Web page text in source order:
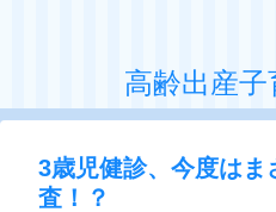
高齢出産子
3歳児健診、今度はま
査！？